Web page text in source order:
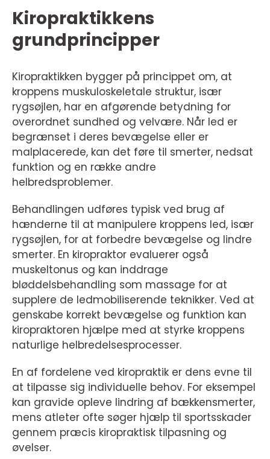
Kiropraktikkens
grundprincipper
Kiropraktikken bygger på princippet om, at
kroppens muskuloskeletale struktur, især
rygsøjlen, har en afgørende betydning for
overordnet sundhed og velvære. Når led er
begrænset i deres bevægelse eller er
malplacerede, kan det føre til smerter, nedsat
funktion og en række andre
helbredsproblemer.
Behandlingen udføres typisk ved brug af
hænderne til at manipulere kroppens led, især
rygsøjlen, for at forbedre bevægelse og lindre
smerter. En kiropraktor evaluerer også
muskeltonus og kan inddrage
bløddelsbehandling som massage for at
supplere de ledmobiliserende teknikker. Ved at
genskabe korrekt bevægelse og funktion kan
kiropraktoren hjælpe med at styrke kroppens
naturlige helbredelsesprocesser.
En af fordelene ved kiropraktik er dens evne til
at tilpasse sig individuelle behov. For eksempel
kan gravide opleve lindring af bækkensmerter,
mens atleter ofte søger hjælp til sportsskader
gennem præcis kiropraktisk tilpasning og
øvelser.